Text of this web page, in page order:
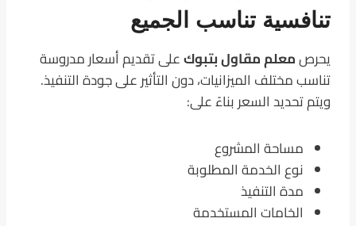
تنافسية تناسب الجميع
يحرصمعلم مقاول بتبوكعلى تقديم أسعار مدروسة
تناسب مختلف الميزانيات، دون التأثير على جودة التنفيذ.
ويتم تحديد السعر بناءً على:
مساحة المشروع
نوع الخدمة المطلوبة
مدة التنفيذ
الخامات المستخدمة